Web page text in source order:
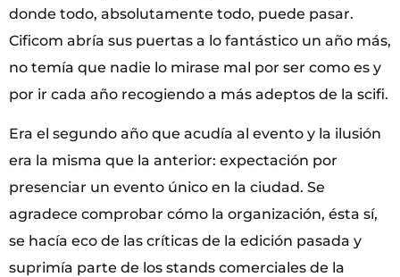
donde todo, absolutamente todo, puede pasar.
Cificom abría sus puertas a lo fantástico un año más,
no temía que nadie lo mirase mal por ser como es y
por ir cada año recogiendo a más adeptos de la scifi.
Era el segundo año que acudía al evento y la ilusión
era la misma que la anterior: expectación por
presenciar un evento único en la ciudad. Se
agradece comprobar cómo la organización, ésta sí,
se hacía eco de las críticas de la edición pasada y
suprimía parte de los stands comerciales de la